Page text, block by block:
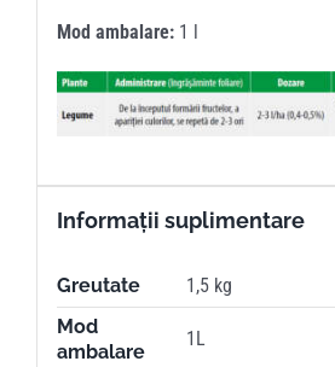
Mod ambalare:1 l
Informații suplimentare
Greutate
1,5 kg
Mod
ambalare
1L